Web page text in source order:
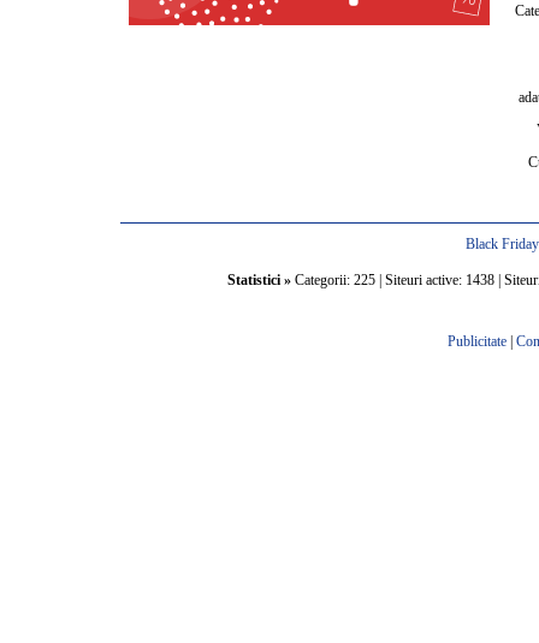
Black
Statistici »Categorii: 225 | Siteuri active: 1438 |
Publicitate|